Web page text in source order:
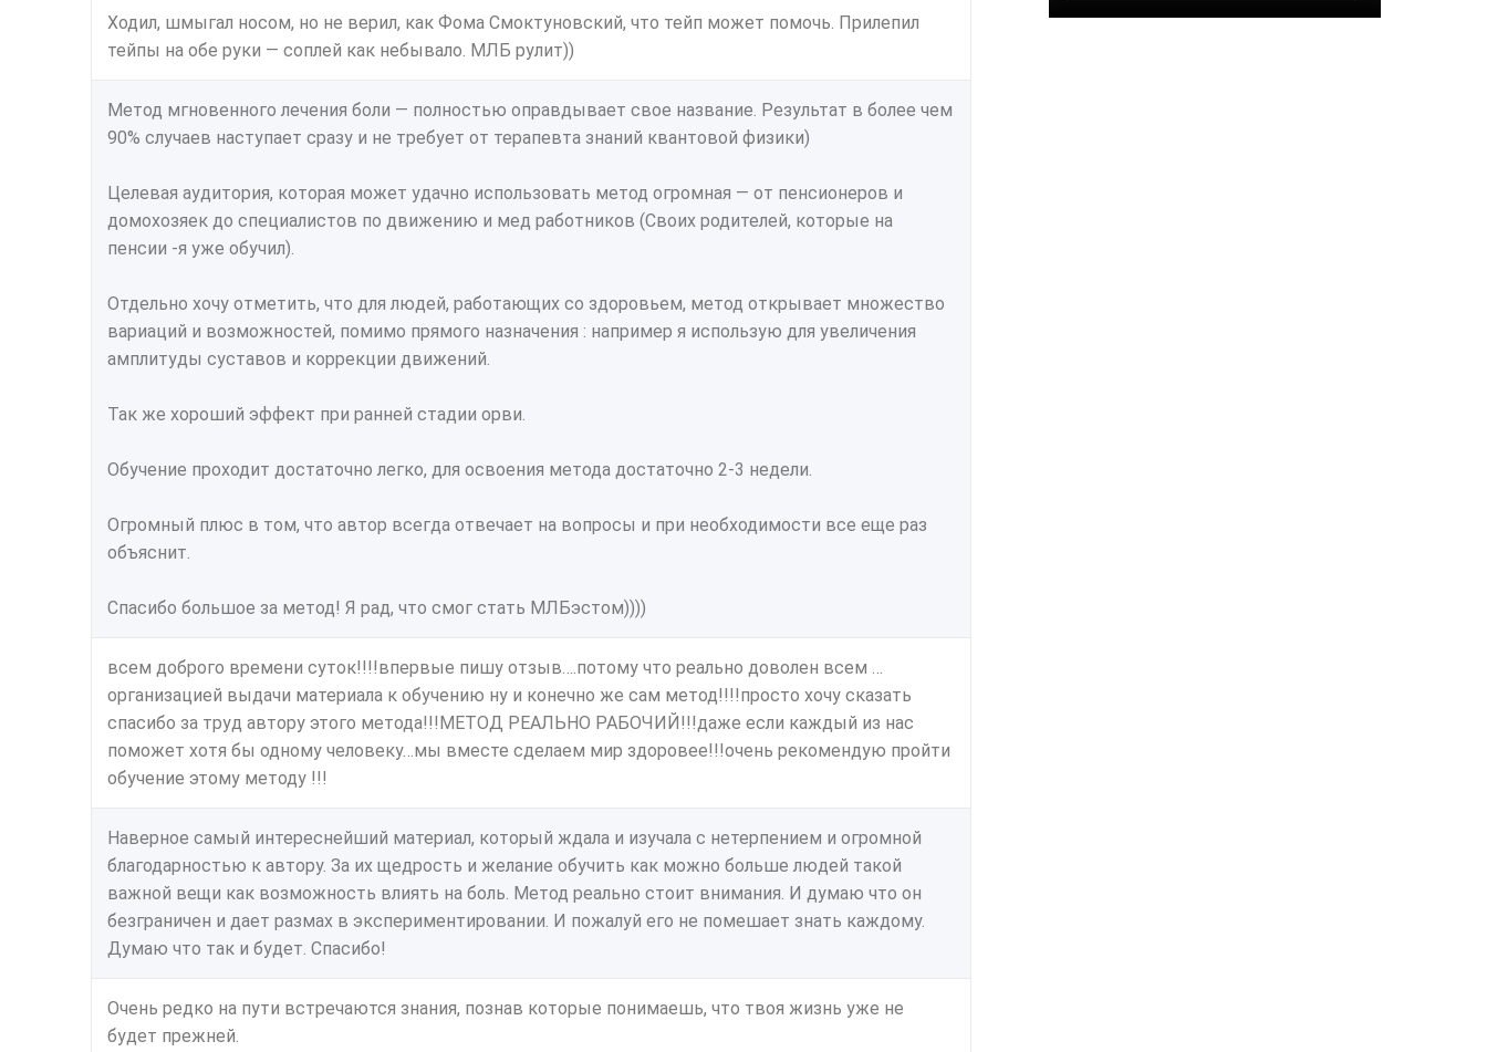
Ходил, шмыгал носом, но не верил, как Фома Смоктуновский, что тейп может помочь. Прилепил
тейпы на обе руки — соплей как небывало. МЛБ рулит))
Метод мгновенного лечения боли — полностью оправдывает свое название. Результат в более чем
90% случаев наступает сразу и не требует от терапевта знаний квантовой физики)
Целевая аудитория, которая может удачно использовать метод огромная — от пенсионеров и
домохозяек до специалистов по движению и мед работников (Своих родителей, которые на
пенсии -я уже обучил).
Отдельно хочу отметить, что для людей, работающих со здоровьем, метод открывает множество
вариаций и возможностей, помимо прямого назначения : например я использую для увеличения
амплитуды суставов и коррекции движений.
Так же хороший эффект при ранней стадии орви.
Обучение проходит достаточно легко, для освоения метода достаточно 2-3 недели.
Огромный плюс в том, что автор всегда отвечает на вопросы и при необходимости все еще раз
объяснит.
Спасибо большое за метод! Я рад, что смог стать МЛБэстом))))
всем доброго времени суток!!!!впервые пишу отзыв….потому что реально доволен всем …
организацией выдачи материала к обучению ну и конечно же сам метод!!!!просто хочу сказать
спасибо за труд автору этого метода!!!МЕТОД РЕАЛЬНО РАБОЧИЙ!!!даже если каждый из нас
поможет хотя бы одному человеку…мы вместе сделаем мир здоровее!!!очень рекомендую пройти
обучение этому методу !!!
Наверное самый интереснейший материал, который ждала и изучала с нетерпением и огромной
благодарностью к автору. За их щедрость и желание обучить как можно больше людей такой
важной вещи как возможность влиять на боль. Метод реально стоит внимания. И думаю что он
безграничен и дает размах в экспериментировании. И пожалуй его не помешает знать каждому.
Думаю что так и будет. Спасибо!
Очень редко на пути встречаются знания, познав которые понимаешь, что твоя жизнь уже не
будет прежней.